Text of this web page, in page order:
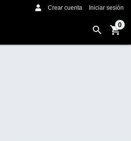
Crear cuenta Iniciar sesión
0